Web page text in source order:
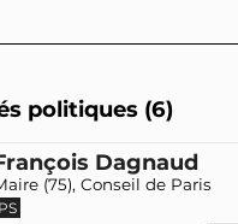
politiques (6)
Dagnaud
(75), Conseil de Paris
PS